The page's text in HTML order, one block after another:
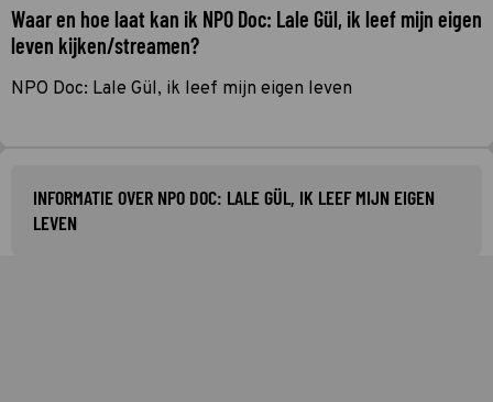
Waar en hoe laat kan ik NPO Doc: Lale Gül, ik leef mijn eigen
leven kijken/streamen?
NPO Doc: Lale Gül, ik leef mijn eigen leven
INFORMATIE OVER NPO DOC: LALE GÜL, IK LEEF MIJN EIGEN
LEVEN